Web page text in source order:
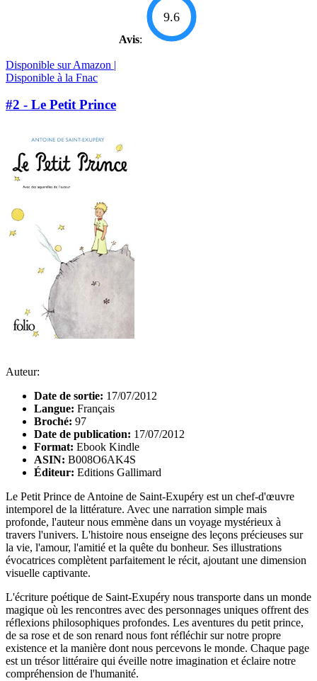
Avis:
9.6
Disponible sur Amazon |
Disponible à la Fnac
#2 - Le Petit Prince
Auteur:
Date de sortie: 17/07/2012
Langue: Français
Broché: 97
Date de publication: 17/07/2012
Format: Ebook Kindle
ASIN: B008O6AK4S
Éditeur: Editions Gallimard
Le Petit Prince de Antoine de Saint-Exupéry est un chef-d'œuvre
intemporel de la littérature. Avec une narration simple mais
profonde, l'auteur nous emmène dans un voyage mystérieux à
travers l'univers. L'histoire nous enseigne des leçons précieuses sur
la vie, l'amour, l'amitié et la quête du bonheur. Ses illustrations
évocatrices complètent parfaitement le récit, ajoutant une dimension
visuelle captivante.
L'écriture poétique de Saint-Exupéry nous transporte dans un monde
magique où les rencontres avec des personnages uniques offrent des
réflexions philosophiques profondes. Les aventures du petit prince,
de sa rose et de son renard nous font réfléchir sur notre propre
existence et la manière dont nous percevons le monde. Chaque page
est un trésor littéraire qui éveille notre imagination et éclaire notre
compréhension de l'humanité.